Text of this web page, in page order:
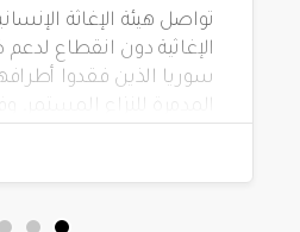
الإغاثية دون انقطاع
سوريا الذين فقدوا
المدمرة للنزاع المستمر.
متحركاً كهربائياً على
الاحتياجات الخاصة
قاسية بمناطق دمشق،